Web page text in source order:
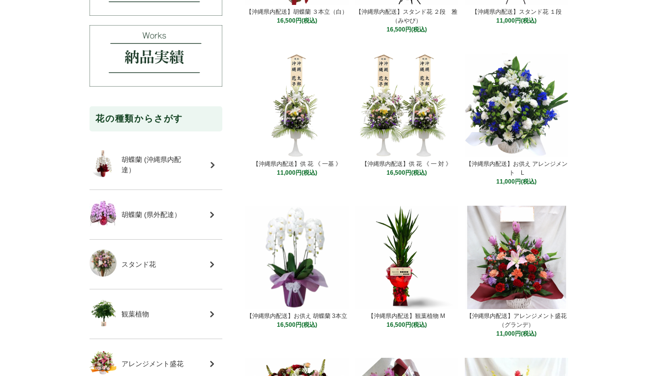
【沖縄県内配送】胡蝶蘭 ３本立（白）
16,500円(税込)
【沖縄県内配送】スタンド花 ２段 雅
（みやび）
16,500円(税込)
【沖縄県内配送】スタンド花 １段
11,000円(税込)
【沖縄県内配送】供 花 《 一基 》
11,000円(税込)
【沖縄県内配送】供 花 《 一 対 》
16,500円(税込)
【沖縄県内配送】お供え アレンジメン
ト L
11,000円(税込)
【沖縄県内配送】お供え 胡蝶蘭 3本立
16,500円(税込)
【沖縄県内配送】観葉植物 M
16,500円(税込)
【沖縄県内配送】アレンジメント盛花
（グランデ）
11,000円(税込)
花の種類からさがす
胡蝶蘭 (沖縄県内配
達）
胡蝶蘭 (県外配達）
スタンド花
観葉植物
アレンジメント盛花